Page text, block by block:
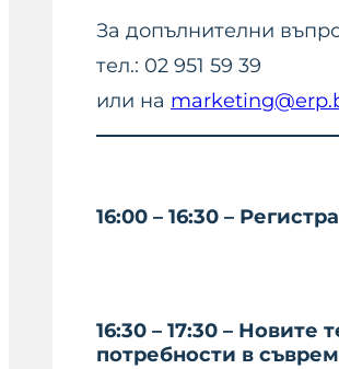
За допълнителни
тел.: 02 951 59 39
или на
16:00 – 16:30 –
16:30 – 17:30 – Новите
потребности в